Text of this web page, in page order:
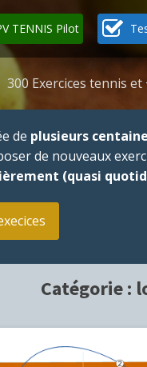
TENNIS Pilot
300 Exercices tennis et
de plusieurs
de nouveaux
(quasi
Catégorie :